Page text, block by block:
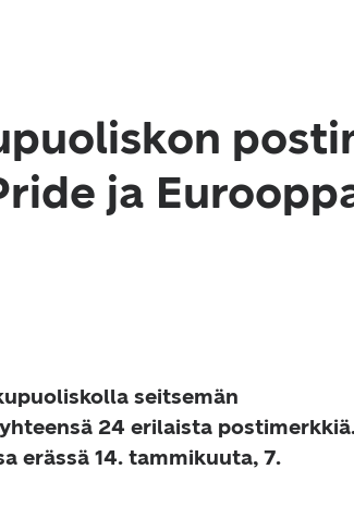
ja
seitsemän
24 erilaista
erässä 14. tammikuuta, 7.